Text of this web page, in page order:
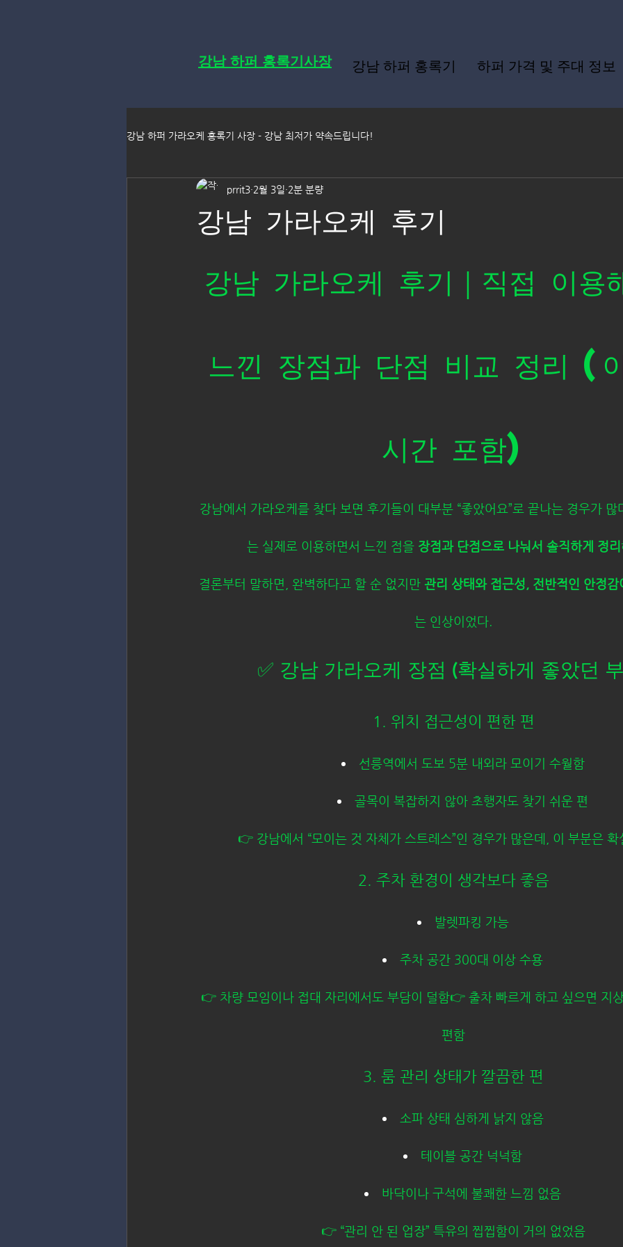
강남 하퍼 홍록기사장 강남 하퍼 홍록기 하퍼 가격 및 주대 정보
강남 하퍼 가라오케 홍록기 사장 - 강남 최저가 약속드립니다!
강남 가라오케 후기
prrit3 2월 3일 2분 분량
강남 가라오케 후기｜직접 이용
느낀 장점과 단점 비교 정리 (
시간 포함)
강남에서 가라오케를 찾다 보면 후기들이 대부분 “좋았어요”로 끝나는 경우가 많
는 실제로 이용하면서 느낀 점을 장점과 단점으로 나눠서 솔직하게 정리
결론부터 말하면, 완벽하다고 할 순 없지만 관리 상태와 접근성, 전반적인 안정감
는 인상이었다.
✅ 강남 가라오케 장점 (확실하게 좋았던
1. 위치 접근성이 편한 편
선릉역에서 도보 5분 내외라 모이기 수월함
골목이 복잡하지 않아 초행자도 찾기 쉬운 편
👉 강남에서 “모이는 것 자체가 스트레스”인 경우가 많은데, 이 부분은 확
2. 주차 환경이 생각보다 좋음
발렛파킹 가능
주차 공간 300대 이상 수용
👉 차량 모임이나 접대 자리에서도 부담이 덜함👉 출차 빠르게 하고 싶으면 지
편함
3. 룸 관리 상태가 깔끔한 편
소파 상태 심하게 낡지 않음
테이블 공간 넉넉함
바닥이나 구석에 불쾌한 느낌 없음
👉 “관리 안 된 업장” 특유의 찝찝함이 거의 없었음